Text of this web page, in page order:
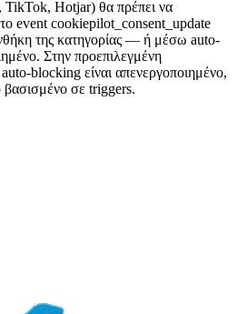
TikTok, Hotjar) θα πρέπει να
event cookiepilot_consent_update
της κατηγορίας — ή μέσω auto-
Στην προεπιλεγμένη
blocking είναι απενεργοποιημένο,
βασισμένο σε triggers.
την εγκατάσταση